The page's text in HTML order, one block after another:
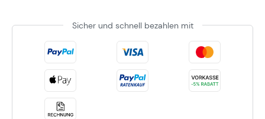
Sicher und schnell bezahlen mit